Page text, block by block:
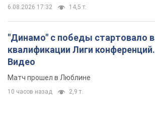
6.08.2026 17:32 14,5 т.
"Динамо" с победы стартовало в
квалификации Лиги конференций.
Видео
Матч прошел в Люблине
10 часов назад 2,9 т.